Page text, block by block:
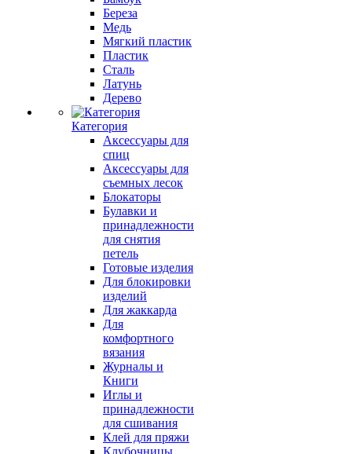
Береза
Медь
Мягкий пластик
Пластик
Сталь
Латунь
Дерево
Категория
Аксессуары для
спиц
Аксессуары для
съемных лесок
Блокаторы
Булавки и
принадлежности
для снятия
петель
Готовые изделия
Для блокировки
изделий
Для жаккарда
Для
комфортного
вязания
Журналы и
Книги
Иглы и
принадлежности
для сшивания
Клей для пряжи
Клубочницы